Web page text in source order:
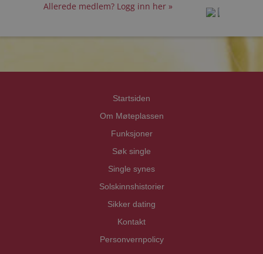
Allerede medlem? Logg inn her »
Startsiden
Om Møteplassen
Funksjoner
Søk single
Single synes
Solskinnshistorier
Sikker dating
Kontakt
Personvernpolicy